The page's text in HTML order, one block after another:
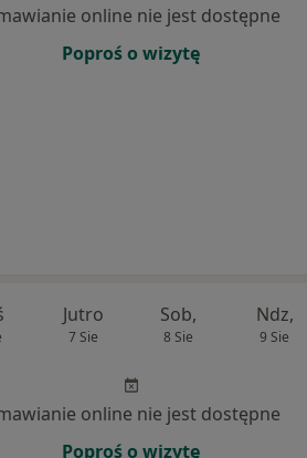
online nie jest dostępne
Poproś o wizytę
Jutro
7 Sie
Sob,
8 Sie
Ndz,
9 Sie
online nie jest dostępne
Poproś o wizytę